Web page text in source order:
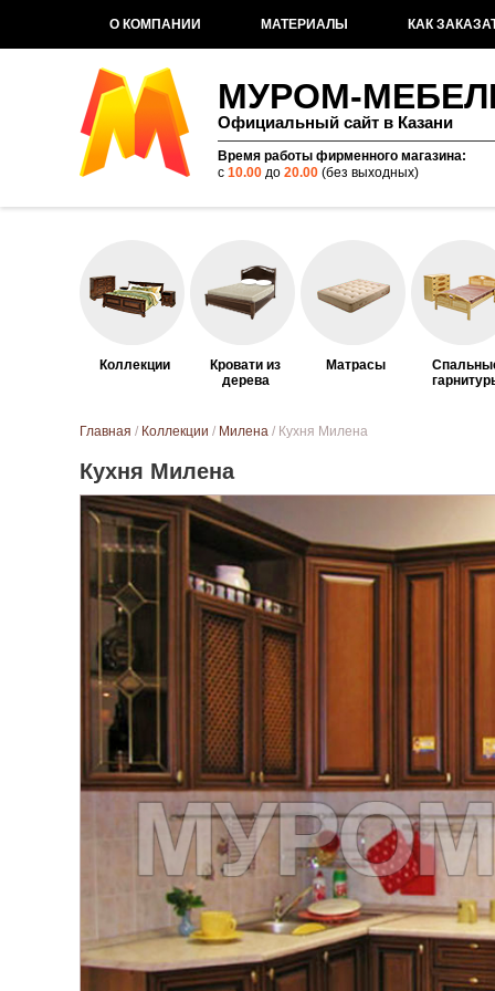
О КОМПАНИИ МАТЕРИАЛЫ КАК
МУРОМ-
Официальный сайт в Казани
Время работы фирменного магазина:
с 10.00 до 20.00 (без выходных)
Коллекции
Кровати из
дерева
Матрасы
Вы здесь
Главная / Коллекции / Милена / Кухня Милена
Кухня Милена